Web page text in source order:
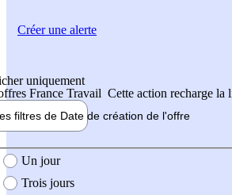
uniquement
France Travail Cette action recharge la
filtres de Date de création de l'offre
création de l'offre
Un jour
Trois jours
Créer une alerte